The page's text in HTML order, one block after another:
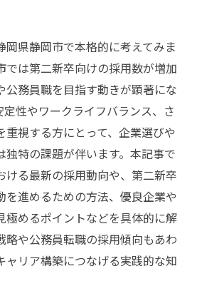
岡県静岡市で本格的に考えてみま
では第二新卒向けの採用数が増加
公務員職を目指す動きが顕著にな
定性やワークライフバランス、さ
重視する方にとって、企業選びや
独特の課題が伴います。本記事で
ける最新の採用動向や、第二新卒
を進めるための方法、優良企業や
極めるポイントなどを具体的に解
略や公務員転職の採用傾向もあわ
ャリア構築につなげる実践的な知